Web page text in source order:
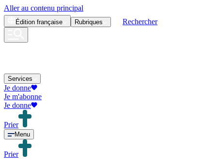
Aller au contenu principal
Édition française Rubriques Rechercher
Services
Je donne
Je m'abonne
Je donne
Prier
Menu
Prier